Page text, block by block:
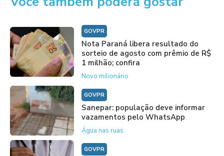
GOVPR
Nota Paraná libera resultado do
sorteio de agosto com prêmio de R$
1 milhão; confira
Novo milionário
GOVPR
Sanepar: população deve informar
vazamentos pelo WhatsApp
Água nas ruas
GOVPR